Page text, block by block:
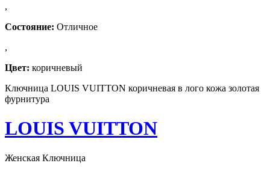
,
Состояние: Отличное
,
Цвет: коричневый
Ключница LOUIS VUITTON коричневая в лого кожа золотая
фурнитура
LOUIS VUITTON
Женская Ключница